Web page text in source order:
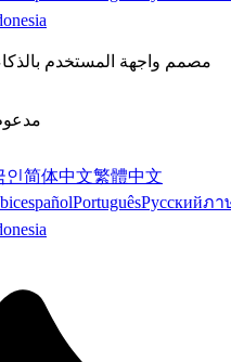
مصمم واجهة المستخدم
인简体中文繁體中文
españolPortuguêsРусскийภา